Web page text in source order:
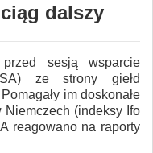
dalszy
sesją wsparcie
ze strony giełd
im doskonałe
(indeksy Ifo
reagowano na raporty